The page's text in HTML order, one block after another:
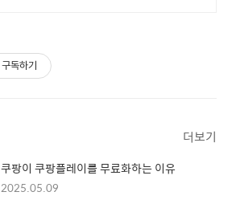
구독하기
더보기
쿠팡이 쿠팡플레이를 무료화하는 이유
2025.05.09